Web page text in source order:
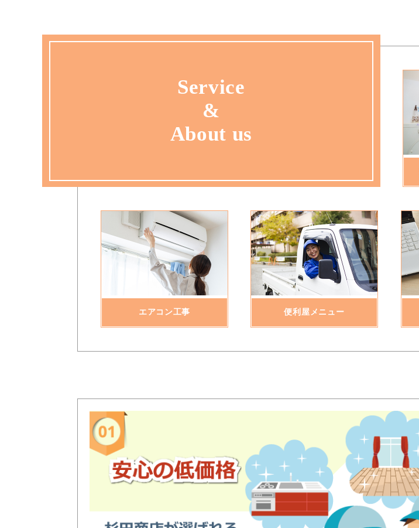
Service
&
About us
エアコン工事 便利屋メニュー